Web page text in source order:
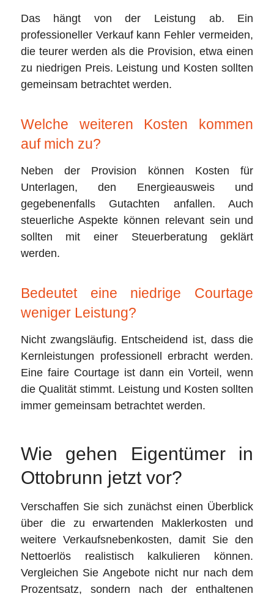
Das hängt von der Leistung ab. Ein
professioneller Verkauf kann Fehler vermeiden,
die teurer werden als die Provision, etwa einen
zu niedrigen Preis. Leistung und Kosten sollten
gemeinsam betrachtet werden.
Welche weiteren Kosten kommen
auf mich zu?
Neben der Provision können Kosten für
Unterlagen, den Energieausweis und
gegebenenfalls Gutachten anfallen. Auch
steuerliche Aspekte können relevant sein und
sollten mit einer Steuerberatung geklärt
werden.
Bedeutet eine niedrige Courtage
weniger Leistung?
Nicht zwangsläufig. Entscheidend ist, dass die
Kernleistungen professionell erbracht werden.
Eine faire Courtage ist dann ein Vorteil, wenn
die Qualität stimmt. Leistung und Kosten sollten
immer gemeinsam betrachtet werden.
Wie gehen Eigentümer in
Ottobrunn jetzt vor?
Verschaffen Sie sich zunächst einen Überblick
über die zu erwartenden Maklerkosten und
weitere Verkaufsnebenkosten, damit Sie den
Nettoerlös realistisch kalkulieren können.
Vergleichen Sie Angebote nicht nur nach dem
Prozentsatz, sondern nach der enthaltenen